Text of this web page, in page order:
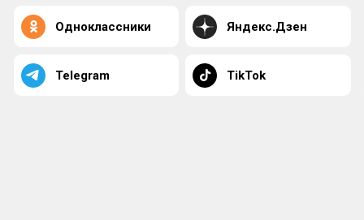
Одноклассники Яндекс.Дзен
Telegram TikTok